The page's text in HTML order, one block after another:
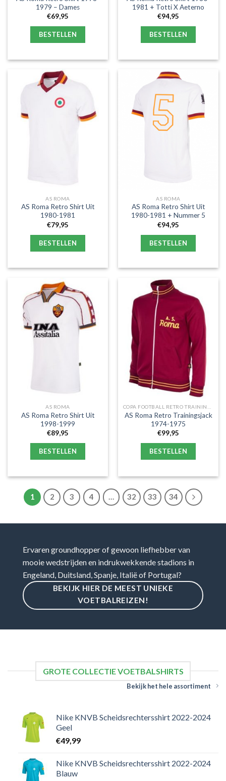
1979 – Dames
€69,95
BESTELLEN
1981 + Totti X Aeterno
€94,95
BESTELLEN
AS ROMA
AS Roma Retro Shirt Uit
1980-1981
€79,95
BESTELLEN
AS ROMA
AS Roma Retro Shirt Uit
1980-1981 + Nummer 5
€94,95
BESTELLEN
AS ROMA
AS Roma Retro Shirt Uit
1998-1999
€89,95
BESTELLEN
AS Roma Retro Trainingsjack
1974-1975
€99,95
BESTELLEN
1 2 3 4 … 32 33 34
Ervaren groundhopper of gewoon liefhebber van
mooie wedstrijden en indrukwekkende stadions in
Engeland, Duitsland, Spanje, Italië of Portugal?
BEKIJK HIER DE MEEST UNIEKE
VOETBALREIZEN!
GROTE COLLECTIE VOETBALSHIRTS
Bekijk het hele assortiment
Nike KNVB Scheidsrechtersshirt 2022-2024
Geel
€49,99
Nike KNVB Scheidsrechtersshirt 2022-2024
Blauw